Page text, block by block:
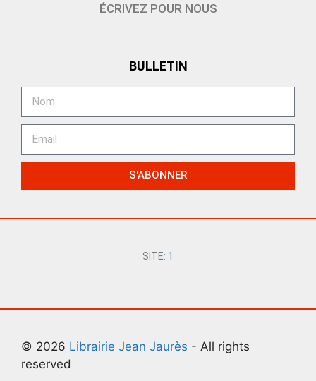
ÉCRIVEZ POUR NOUS
BULLETIN
S'ABONNER
SITE: 1
© 2026 Librairie Jean Jaurès - All rights
reserved